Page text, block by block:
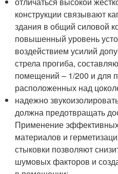
конструкции связывают
здания в общий силовой
повышенный уровень
воздействием усилий
стрела прогиба,
помещений – 1/200 и для
расположенных над
надежно
должна предотвращать
Применение
материалов и
стыковки позволяют
шумовых факторов и